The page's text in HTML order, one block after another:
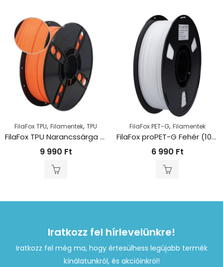
FilaFox TPU, Filamentek, TPU
FilaFox TPU Narancssárga 95A (1000g / 1,75mm)
9 990 Ft
FilaFox PET-G, Filamentek
FilaFox proPET-G Fehér (1000g / 1,75mm)
6 990 Ft
Iratkozz fel hírlevelünkre!
Iratkozz fel még ma, hogy értesülhess legújabb termék
kínálatunkról, és akcióinkról!